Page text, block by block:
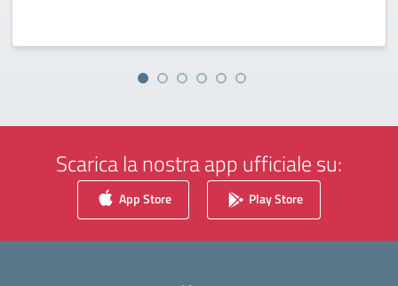
Scarica la nostra app ufficiale su:
App Store Play Store